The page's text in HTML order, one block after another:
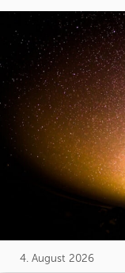
4. August 2026